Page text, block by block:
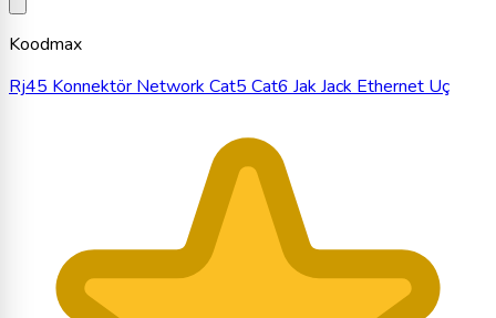
Koodmax
Rj45 Konnektör Network Cat5 Cat6 Jak Jack Ethernet Uç